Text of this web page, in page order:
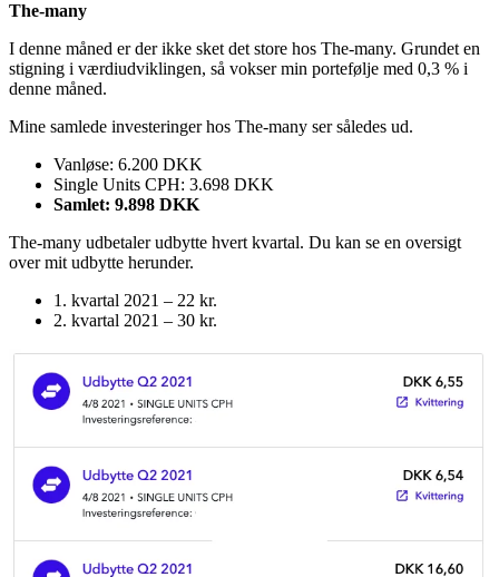
The-many
I denne måned er der ikke sket det store hos The-many. Grundet en
stigning i værdiudviklingen, så vokser min portefølje med 0,3 % i
denne måned.
Mine samlede investeringer hos The-many ser således ud.
Vanløse: 6.200 DKK
Single Units CPH: 3.698 DKK
Samlet: 9.898 DKK
The-many udbetaler udbytte hvert kvartal. Du kan se en oversigt
over mit udbytte herunder.
1. kvartal 2021 – 22 kr.
2. kvartal 2021 – 30 kr.